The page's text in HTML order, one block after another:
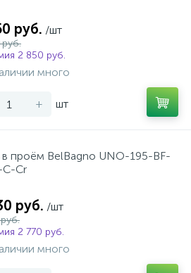
руб. /шт
2 850 руб.
много
+ шт
проём BelBagno UNO-195-BF-
Cr
руб. /шт
2 770 руб.
много